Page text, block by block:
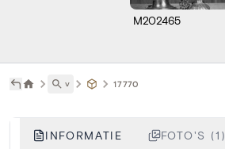
M202465
˅ 17770
INFORMATIE FOTO'S (1)